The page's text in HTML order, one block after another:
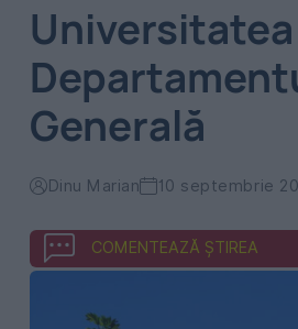
Generală
Dinu Marian 10 septembrie
COMENTEAZĂ ȘTIREA